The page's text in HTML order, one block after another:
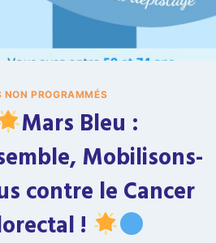
NON PROGRAMMÉS
Mars Bleu :
Mobilisons-
contre le Cancer
!